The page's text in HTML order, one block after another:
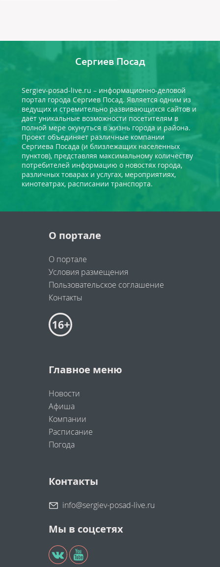
Сергиев Посад
Sergiev-posad-live.ru – информационно-деловой
портал города Сергиев Посад. Является одним из
ведущих и стремительно развивающихся сайтов и
даёт уникальные возможности посетителям в
полной мере окунуться в жизнь города и района.
Проект объединяет различные компании
Сергиева Посада (и близлежащих населенных
пунктов), представляя максимальному количеству
потребителей информацию о новостях города,
различных товарах и услугах, мероприятиях,
кинотеатрах, расписании транспорта.
О портале
О портале
Условия размещения
Пользовательское соглашение
Контакты
Главное меню
Новости
Афиша
Компании
Расписание
Погода
Контакты
info@sergiev-posad-live.ru
Мы в соцсетях